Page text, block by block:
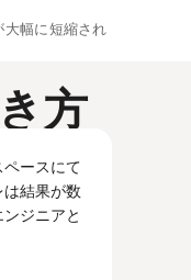
幅に短縮され
き 方
ペースにて
結果が数
ジニアと